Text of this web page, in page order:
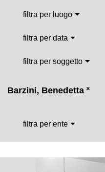
filtra per luogo
filtra per data
filtra per soggetto
Barzini, Benedetta ˟
filtra per ente